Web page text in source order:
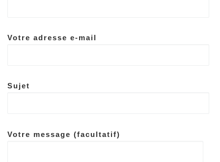
Votre adresse e-mail
Sujet
Votre message (facultatif)